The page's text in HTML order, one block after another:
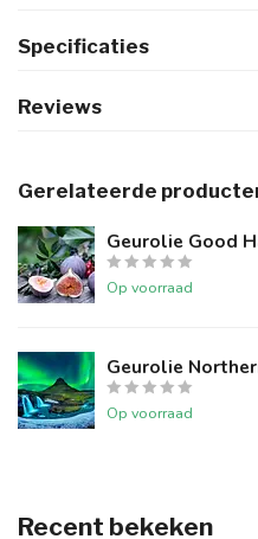
Specificaties
Reviews
Gerelateerde
Geurolie Good
Op voorraad
Geurolie
Op voorraad
Recent bekeken